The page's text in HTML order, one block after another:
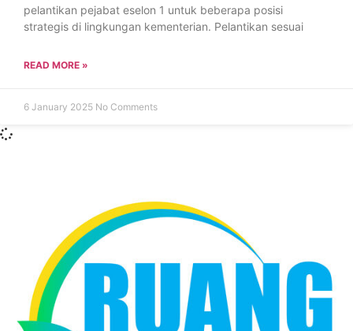
pelantikan pejabat eselon 1 untuk beberapa posisi
strategis di lingkungan kementerian. Pelantikan sesuai
READ MORE »
6 January 2025 No Comments